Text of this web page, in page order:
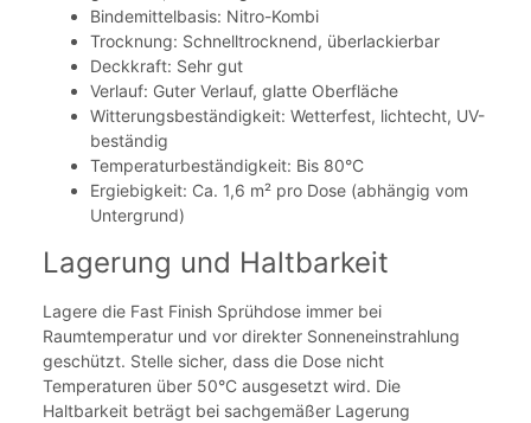
Bindemittelbasis: Nitro-Kombi
Trocknung: Schnelltrocknend, überlackierbar
Deckkraft: Sehr gut
Verlauf: Guter Verlauf, glatte Oberfläche
Witterungsbeständigkeit: Wetterfest, lichtecht, UV-
beständig
Temperaturbeständigkeit: Bis 80°C
Ergiebigkeit: Ca. 1,6 m² pro Dose (abhängig vom
Untergrund)
Lagerung und Haltbarkeit
Lagere die Fast Finish Sprühdose immer bei
Raumtemperatur und vor direkter Sonneneinstrahlung
geschützt. Stelle sicher, dass die Dose nicht
Temperaturen über 50°C ausgesetzt wird. Die
Haltbarkeit beträgt bei sachgemäßer Lagerung